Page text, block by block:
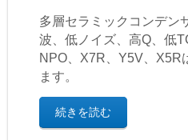
多層セラミックコンデン
波、低ノイズ、高Q、低
NPO、X7R、Y5V、X5R
ます。
続きを読む